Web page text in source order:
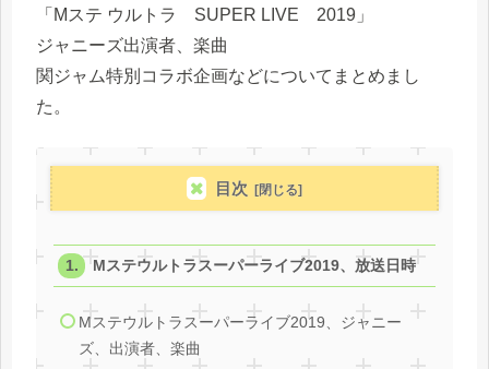
「Mステ ウルトラ SUPER LIVE 2019」
ジャニーズ出演者、楽曲
関ジャム特別コラボ企画などについてまとめまし
た。
目次
Mステウルトラスーパーライブ2019、放送日時
Mステウルトラスーパーライブ2019、ジャニー
ズ、出演者、楽曲